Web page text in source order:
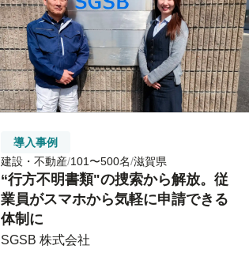
導入事例
建設・不動産 101〜500名 滋賀県
“行方不明書類"の捜索から解放。従
業員がスマホから気軽に申請できる
体制に
SGSB 株式会社